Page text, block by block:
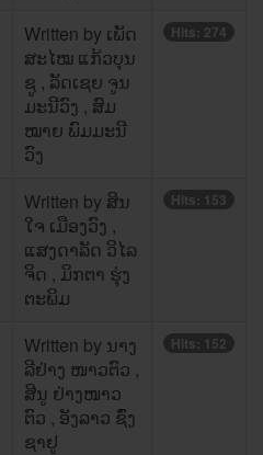
Written by ເພັດ
ສະໄໝ ແກ້ວບຸນ
ຊູ , ລັດເຊຍ ຈູນ
ມະນີວົງ , ສົມ
ໝາຍ ພົມມະນີ
ວົງ
Hits: 274
Written by ສິນ​
ໃຈ ​ເມືອງ​ວົງ , ​
ແສງ​ດາ​ລັດ ວິ​ໄລ​
ຈິດ , ມິກຕາ ຮຸ່ງ​
ຕະພິມ
Hits: 153
Written by ນາງ
ລີຢ່າງ ໜາວຕົວ ,
ສີນູ ຢ່າງໜາວ
ຕົວ , ອັງລາວ ຊົ່ງ
ຊາຢູ
Hits: 152